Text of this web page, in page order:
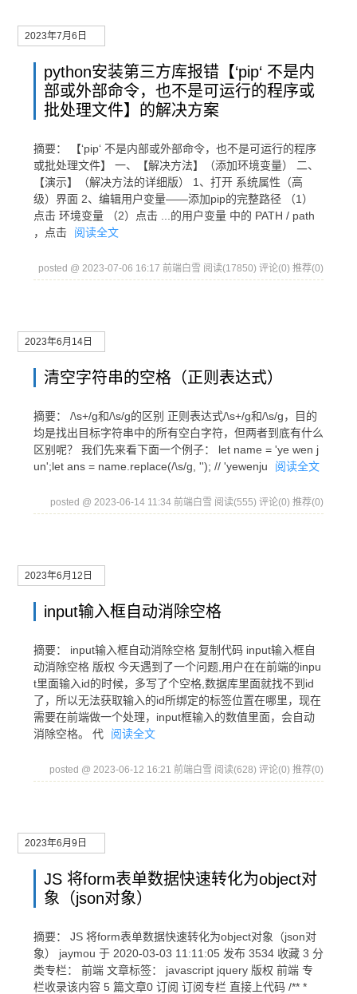
2023年7月6日
python安装第三方库报错【‘pip‘ 不是内
部或外部命令，也不是可运行的程序或
批处理文件】的解决方案
摘要： 【‘pip‘ 不是内部或外部命令，也不是可运行的程序
或批处理文件】 一、【解决方法】（添加环境变量） 二、
【演示】（解决方法的详细版） 1、打开 系统属性（高
级）界面 2、编辑用户变量——添加pip的完整路径 （1）
点击 环境变量 （2）点击 ...的用户变量 中的 PATH / path
，点击
阅读全文
posted @ 2023-07-06 16:17 前端白雪 阅读(17850) 评论(0) 推荐(0)
2023年6月14日
清空字符串的空格（正则表达式）
摘要： /\s+/g和/\s/g的区别 正则表达式/\s+/g和/\s/g，目的
均是找出目标字符串中的所有空白字符，但两者到底有什么
区别呢？ 我们先来看下面一个例子： let name = 'ye wen j
un';let ans = name.replace(/\s/g, ''); // 'yewenju
阅读全文
posted @ 2023-06-14 11:34 前端白雪 阅读(555) 评论(0) 推荐(0)
2023年6月12日
input输入框自动消除空格
摘要： input输入框自动消除空格 复制代码 input输入框自
动消除空格 版权 今天遇到了一个问题,用户在在前端的inpu
t里面输入id的时候，多写了个空格,数据库里面就找不到id
了，所以无法获取输入的id所绑定的标签位置在哪里，现在
需要在前端做一个处理，input框输入的数值里面，会自动
消除空格。 代
阅读全文
posted @ 2023-06-12 16:21 前端白雪 阅读(628) 评论(0) 推荐(0)
2023年6月9日
JS 将form表单数据快速转化为object对
象（json对象）
摘要： JS 将form表单数据快速转化为object对象（json对
象） jaymou 于 2020-03-03 11:11:05 发布 3534 收藏 3 分
类专栏： 前端 文章标签： javascript jquery 版权 前端 专
栏收录该内容 5 篇文章0 订阅 订阅专栏 直接上代码 /** *